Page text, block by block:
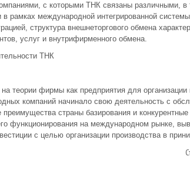
с которыми ТНК связаны различными, в
рамках международной интегрированной
структура внешнеторгового обмена
услуг и внутрифирменного обмена.
ТНК
теории фирмы как предприятия для организации
компаний начинало свою деятельность с
страны базирования и
функционирования на международном рынке,
с целью организации производства в